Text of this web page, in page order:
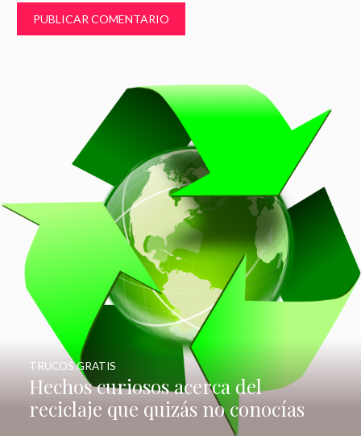
Hechos curiosos acerca del
reciclaje que quizás no conocías
TRUCOS GRATIS